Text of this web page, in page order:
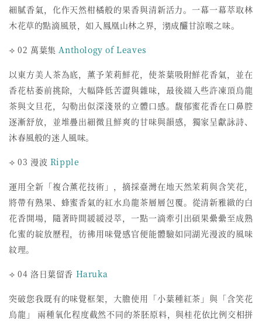
細膩香氣， 化作天然柑橘般的果香與清新活力。一幕一幕萃取林
木花草的點滴風景，如入鳳凰山林之界， 沏成釅甘涼喉之味。
⟢ 02 萬葉集 Anthology of Leaves
以東方美人茶為底，薰予茉莉鮮花，使茶葉吸附鮮花香氣， 並在
香花枯萎前挑除，大幅降低苦澀與雜味， 最後綴入些許凍頂烏龍
茶與文旦花，勾勒出似深淺景的立體口感。 馥郁蜜花香在口鼻腔
逐漸舒放，並堆疊出細微且鮮爽的甘味與韻感， 獨家呈獻詠詩、
沐春風般的迷人風味。
⟢ 03 漫波 Ripple
運用全新「複合薰花技術」，摘採臺灣在地天然茉莉與含笑花，
將帶有熟果、蜂蜜香氣的紅水烏龍茶層層包覆。 從清新雅緻的白
花香開場，隨著時間緩緩浸萃， 一點一滴牽引出碩果纍纍至成熟
化蜜的綻放歷程，彷彿用味覺感官便能體驗如同湖光漫波的風味
紋理。
⟢ 04 洛日葉留香 Haruka
突破您我既有的味覺框架，大膽使用「小葉種紅茶」與「含笑花
烏龍」 兩種氧化程度截然不同的茶胚原料，與桂花依比例交相拼